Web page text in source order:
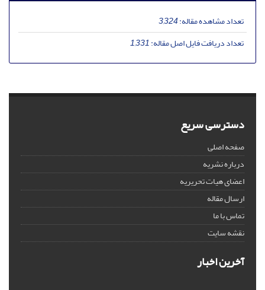
تعداد مشاهده مقاله:3,324
تعداد دریافت فایل اصل مقاله:1,331
دسترسی سریع
صفحه اصلی
درباره نشریه
اعضای هیات تحریریه
ارسال مقاله
تماس با ما
نقشه سایت
آخرین اخبار